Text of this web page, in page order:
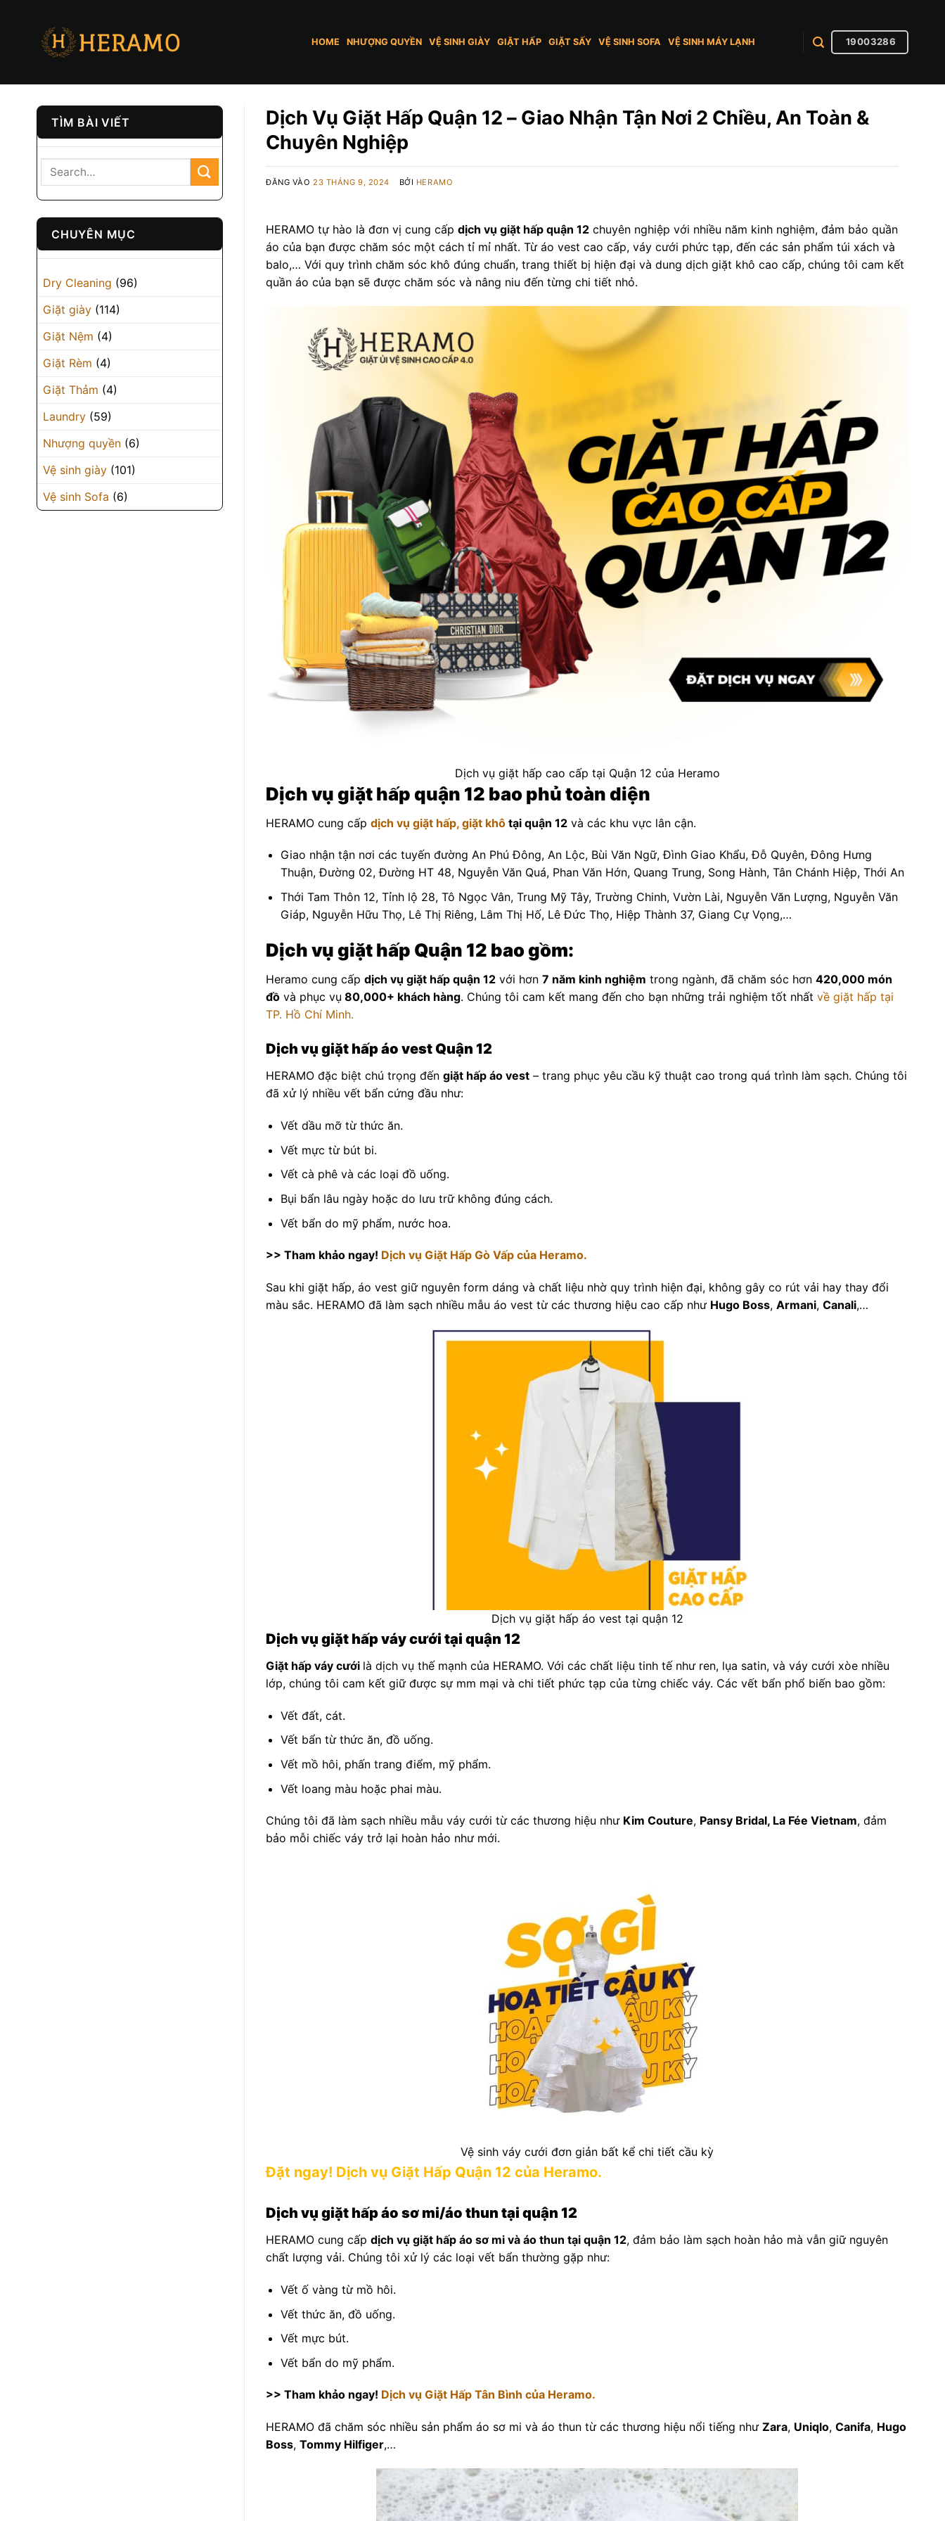
HOME NHƯỢNG QUYỀN VỆ SINH GIÀY GIẶT HẤP GIẶT SẤY VỆ SINH SOFA VỆ SINH MÁY LẠNH 19003286
TÌM BÀI VIẾT
CHUYÊN MỤC
Dry Cleaning (96)
Giặt giày (114)
Giặt Nệm (4)
Giặt Rèm (4)
Giặt Thảm (4)
Laundry (59)
Nhượng quyền (6)
Vệ sinh giày (101)
Vệ sinh Sofa (6)
Dịch Vụ Giặt Hấp Quận 12 – Giao Nhận Tận Nơi 2 Chiều, An Toàn &
Chuyên Nghiệp
ĐĂNG VÀO23 THÁNG 9, 2024 BỞI HERAMO
HERAMO tự hào là đơn vị cung cấp dịch vụ giặt hấp quận 12 chuyên nghiệp với nhiều năm kinh nghiệm, đảm bảo quần
áo của bạn được chăm sóc một cách tỉ mỉ nhất. Từ áo vest cao cấp, váy cưới phức tạp, đến các sản phẩm túi xách và
balo,… Với quy trình chăm sóc khô đúng chuẩn, trang thiết bị hiện đại và dung dịch giặt khô cao cấp, chúng tôi cam kết
quần áo của bạn sẽ được chăm sóc và nâng niu đến từng chi tiết nhỏ.
Dịch vụ giặt hấp cao cấp tại Quận 12 của Heramo
Dịch vụ giặt hấp quận 12 bao phủ toàn diện
HERAMO cung cấp dịch vụ giặt hấp, giặt khô tại quận 12 và các khu vực lân cận.
Giao nhận tận nơi các tuyến đường An Phú Đông, An Lộc, Bùi Văn Ngữ, Đình Giao Khẩu, Đỗ Quyên, Đông Hưng
Thuận, Đường 02, Đường HT 48, Nguyễn Văn Quá, Phan Văn Hớn, Quang Trung, Song Hành, Tân Chánh Hiệp, Thới An
Thới Tam Thôn 12, Tỉnh lộ 28, Tô Ngọc Vân, Trung Mỹ Tây, Trường Chinh, Vườn Lài, Nguyễn Văn Lượng, Nguyễn Văn
Giáp, Nguyễn Hữu Thọ, Lê Thị Riêng, Lâm Thị Hố, Lê Đức Thọ, Hiệp Thành 37, Giang Cự Vọng,…
Dịch vụ giặt hấp Quận 12 bao gồm:
Heramo cung cấp dịch vụ giặt hấp quận 12 với hơn 7 năm kinh nghiệm trong ngành, đã chăm sóc hơn 420,000 món
đồ và phục vụ 80,000+ khách hàng. Chúng tôi cam kết mang đến cho bạn những trải nghiệm tốt nhất về giặt hấp tại
TP. Hồ Chí Minh.
Dịch vụ giặt hấp áo vest Quận 12
HERAMO đặc biệt chú trọng đến giặt hấp áo vest – trang phục yêu cầu kỹ thuật cao trong quá trình làm sạch. Chúng tôi
đã xử lý nhiều vết bẩn cứng đầu như:
Vết dầu mỡ từ thức ăn.
Vết mực từ bút bi.
Vết cà phê và các loại đồ uống.
Bụi bẩn lâu ngày hoặc do lưu trữ không đúng cách.
Vết bẩn do mỹ phẩm, nước hoa.
>> Tham khảo ngay! Dịch vụ Giặt Hấp Gò Vấp của Heramo.
Sau khi giặt hấp, áo vest giữ nguyên form dáng và chất liệu nhờ quy trình hiện đại, không gây co rút vải hay thay đổi
màu sắc. HERAMO đã làm sạch nhiều mẫu áo vest từ các thương hiệu cao cấp như Hugo Boss, Armani, Canali,…
Dịch vụ giặt hấp áo vest tại quận 12
Dịch vụ giặt hấp váy cưới tại quận 12
Giặt hấp váy cưới là dịch vụ thế mạnh của HERAMO. Với các chất liệu tinh tế như ren, lụa satin, và váy cưới xòe nhiều
lớp, chúng tôi cam kết giữ được sự mm mại và chi tiết phức tạp của từng chiếc váy. Các vết bẩn phổ biến bao gồm:
Vết đất, cát.
Vết bẩn từ thức ăn, đồ uống.
Vết mồ hôi, phấn trang điểm, mỹ phẩm.
Vết loang màu hoặc phai màu.
Chúng tôi đã làm sạch nhiều mẫu váy cưới từ các thương hiệu như Kim Couture, Pansy Bridal, La Fée Vietnam, đảm
bảo mỗi chiếc váy trở lại hoàn hảo như mới.
Vệ sinh váy cưới đơn giản bất kể chi tiết cầu kỳ
Đặt ngay! Dịch vụ Giặt Hấp Quận 12 của Heramo.
Dịch vụ giặt hấp áo sơ mi/áo thun tại quận 12
HERAMO cung cấp dịch vụ giặt hấp áo sơ mi và áo thun tại quận 12, đảm bảo làm sạch hoàn hảo mà vẫn giữ nguyên
chất lượng vải. Chúng tôi xử lý các loại vết bẩn thường gặp như:
Vết ố vàng từ mồ hôi.
Vết thức ăn, đồ uống.
Vết mực bút.
Vết bẩn do mỹ phẩm.
>> Tham khảo ngay! Dịch vụ Giặt Hấp Tân Bình của Heramo.
HERAMO đã chăm sóc nhiều sản phẩm áo sơ mi và áo thun từ các thương hiệu nổi tiếng như Zara, Uniqlo, Canifa, Hugo
Boss, Tommy Hilfiger,…